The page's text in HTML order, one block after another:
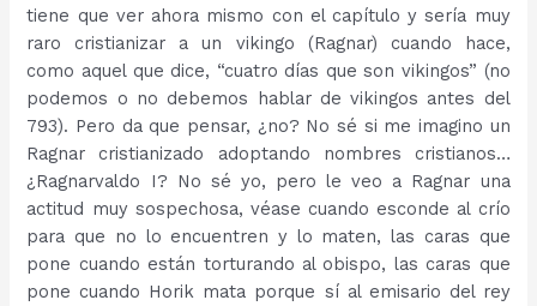
tiene que ver ahora mismo con el capítulo y sería muy
raro cristianizar a un vikingo (Ragnar) cuando hace,
como aquel que dice, “cuatro días que son vikingos” (no
podemos o no debemos hablar de vikingos antes del
793). Pero da que pensar, ¿no? No sé si me imagino un
Ragnar cristianizado adoptando nombres cristianos…
¿Ragnarvaldo I? No sé yo, pero le veo a Ragnar una
actitud muy sospechosa, véase cuando esconde al crío
para que no lo encuentren y lo maten, las caras que
pone cuando están torturando al obispo, las caras que
pone cuando Horik mata porque sí al emisario del rey